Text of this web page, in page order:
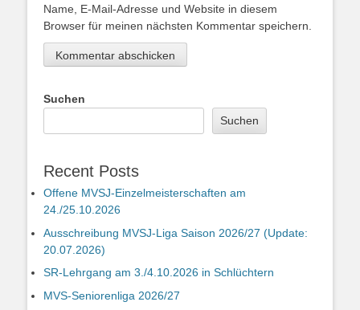
Name, E-Mail-Adresse und Website in diesem
Browser für meinen nächsten Kommentar speichern.
Suchen
Suchen
Recent Posts
Offene MVSJ-Einzelmeisterschaften am
24./25.10.2026
Ausschreibung MVSJ-Liga Saison 2026/27 (Update:
20.07.2026)
SR-Lehrgang am 3./4.10.2026 in Schlüchtern
MVS-Seniorenliga 2026/27